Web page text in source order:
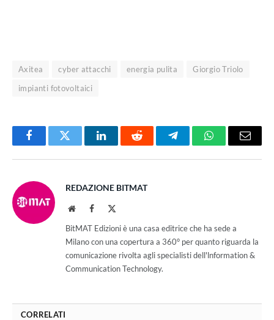
Axitea cyber attacchi energia pulita
Giorgio Triolo
impianti fotovoltaici
FacebookTwitter LinkedInReddit TelegramWhatsAppEmail
REDAZIONE BITMAT
WebsiteFacebook
BitMAT Edizioni è una casa editrice che ha sede a
Milano con una copertura a 360° per quanto riguarda la
comunicazione rivolta agli specialisti dell'lnformation &
Communication Technology.
CORRELATI